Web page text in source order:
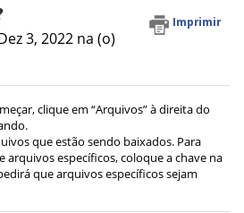
Imprimir
3, 2022 na (o)
clique em “Arquivos” à direita do
que estão sendo baixados. Para
específicos, coloque a chave na
que arquivos específicos sejam